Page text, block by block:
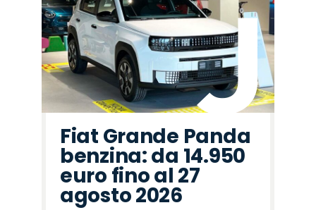
Fiat Grande Panda
benzina: da 14.950
euro fino al 27
agosto 2026